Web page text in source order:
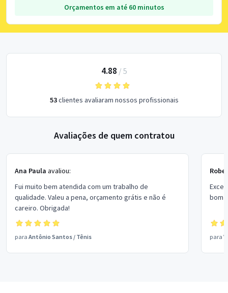
Orçamentos em até 60 minutos
4.88 / 5
53clientes avaliaram nossos profissionais
Avaliações de quem contratou
Ana Paula avaliou:
Fui muito bem atendida com um trabalho de
qualidade. Valeu a pena, orçamento grátis e não é
careiro. Obrigada!
para Antônio Santos / Tênis
bom
para